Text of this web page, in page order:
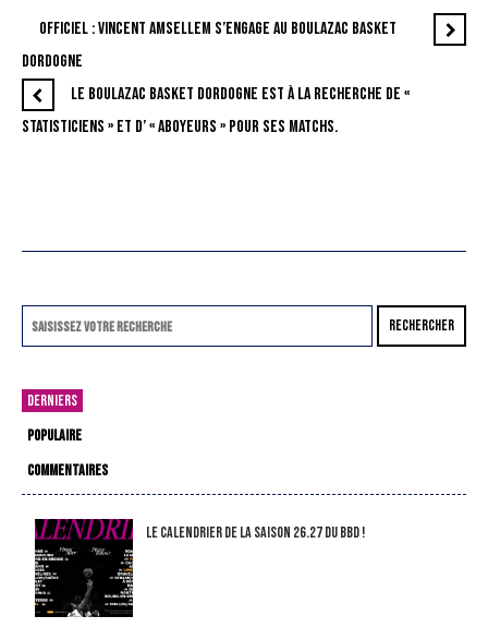
OFFICIEL : VINCENT AMSELLEM S’ENGAGE AU BOULAZAC BASKET
DORDOGNE
LE BOULAZAC BASKET DORDOGNE EST À LA RECHERCHE DE «
STATISTICIENS » ET D’ « ABOYEURS » POUR SES MATCHS.
RECHERCHER
DERNIERS
POPULAIRE
COMMENTAIRES
LE CALENDRIER DE LA SAISON 26.27 DU BBD !